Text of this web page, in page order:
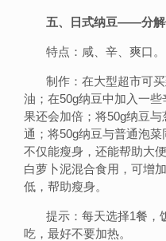
五、日式纳豆——分解
特点：咸、辛、爽口。
制作：在大型超市可买
油；在50g纳豆中加入一
果还会加倍；将50g纳豆
通；将50g纳豆与普通泡菜
不仅能瘦身，还能帮助大
白萝卜泥混合食用，可增
低，帮助瘦身。
提示：每天选择1餐，
吃，最好不要加热。